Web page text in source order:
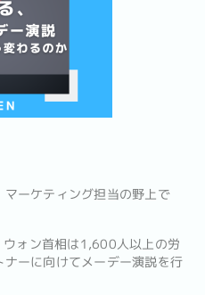
マーケティング担当の野上で
ォン首相は1,600人以上の労
ーに向けてメーデー演説を行